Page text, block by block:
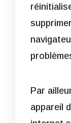
Par
appareil